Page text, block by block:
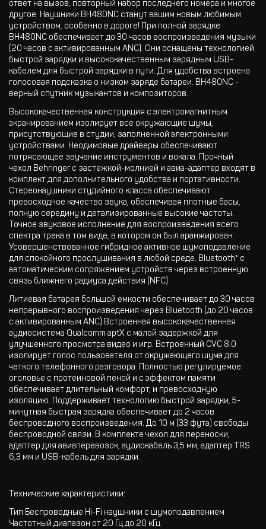
ответ на вызов, повторный набор последнего номера и многое
другое. Наушники BH480NC станут вашим новым любимым
устройством, особенно в дороге! При полной зарядке
BH480NC обеспечивает до 30 часов воспроизведения музыки
(20 часов с активированным ANC). Они оснащены технологией
быстрой зарядки и высококачественным зарядным USB-
кабелем для быстрой зарядки в пути. Для удобства встроена
голосовая подсказка о низком заряде батареи. BH480NC -
верный спутник музыкантов и композиторов.
Высококачественная конструкция с электромагнитным
экранированием изолирует все окружающие шумы,
присутствующие в студии, заполненной электронными
устройствами. Неодимовые драйверы обеспечивают
потрясающее звучание инструментов и вокала. Прочный
чехол Behringer с застежкой-молнией и авиа-адаптер входят в
комплект для дополнительного удобства и портативности.
Стереонаушники студийного класса обеспечивают
превосходное качество звука, обеспечивая плотные басы,
полную середину и детализированные высокие частоты.
Точное звуковое исполнение для воспроизведения всего
спектра трека в том виде, в котором он был аранжирован.
Усовершенствованное гибридное активное шумоподавление
для спокойного прослушивания в любой среде. Bluetooth* с
автоматическим сопряжением устройств через встроенную
связь ближнего радиуса действия (NFC)
Литиевая батарея большой емкости обеспечивает до 30 часов
непрерывного воспроизведения через Bluetooth (до 20 часов
с активированным ANC) Встроенная высококачественная
аудиосистема Qualcomm aptX с малой задержкой для
улучшенного просмотра видео и игр. Встроенный CVC 8.0
изолирует голос пользователя от окружающего шума для
четкого телефонного разговора. Полностью регулируемое
оголовье с протеиновой пеной и с эффектом памяти
обеспечивает длительный комфорт, и превосходную
изоляцию. Поддерживает технологию быстрой зарядки, 5-
минутная быстрая зарядка обеспечивает до 2 часов
беспроводного воспроизведения. До 10 м (33 фута) свободы
беспроводной связи. В комплекте чехол для переноски,
адаптер для авиаперевозок, аудиокабель 3,5 мм, адаптер TRS
6,3 мм и USB-кабель для зарядки.
Технические характеристики:
Тип Беспроводные Hi-Fi наушники с шумоподавлением
Частотный диапазон от 20 Гц до 20 кГц